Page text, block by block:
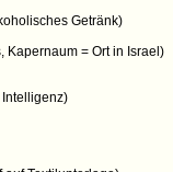
Getränk)
Kapernaum = Ort in Israel)